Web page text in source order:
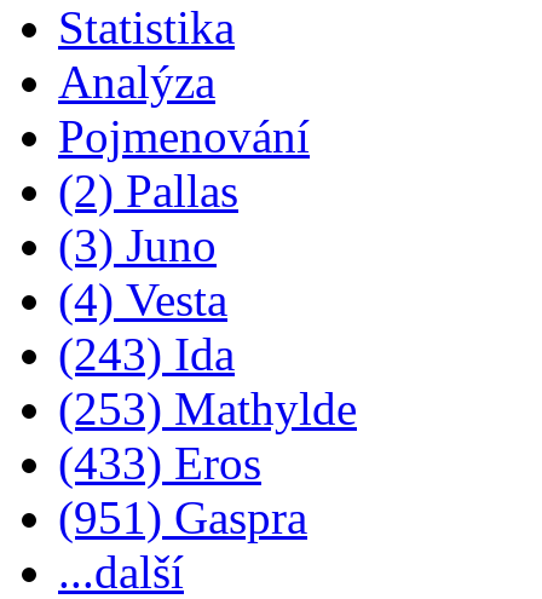
Statistika
Analýza
Pojmenování
(2) Pallas
(3) Juno
(4) Vesta
(243) Ida
(253) Mathylde
(433) Eros
(951) Gaspra
...další